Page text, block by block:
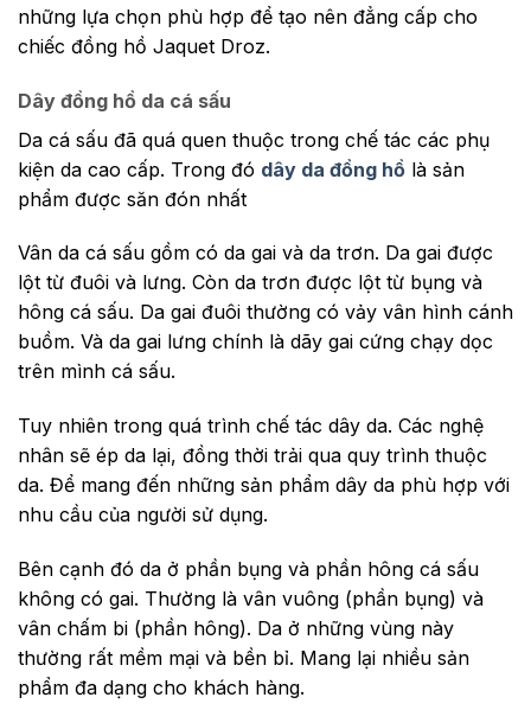
những lựa chọn phù hợp để tạo nên đẳng cấp cho
chiếc đồng hồ Jaquet Droz.
Dây đồng hồ da cá sấu
Da cá sấu đã quá quen thuộc trong chế tác các phụ
kiện da cao cấp. Trong đó dây da đồng hồ là sản
phẩm được săn đón nhất
Vân da cá sấu gồm có da gai và da trơn. Da gai được
lột từ đuôi và lưng. Còn da trơn được lột từ bụng và
hông cá sấu. Da gai đuôi thường có vảy vân hình cánh
buồm. Và da gai lưng chính là dãy gai cứng chạy dọc
trên mình cá sấu.
Tuy nhiên trong quá trình chế tác dây da. Các nghệ
nhân sẽ ép da lại, đồng thời trải qua quy trình thuộc
da. Để mang đến những sản phẩm dây da phù hợp với
nhu cầu của người sử dụng.
Bên cạnh đó da ở phần bụng và phần hông cá sấu
không có gai. Thường là vân vuông (phần bụng) và
vân chấm bi (phần hông). Da ở những vùng này
thường rất mềm mại và bền bỉ. Mang lại nhiều sản
phẩm đa dạng cho khách hàng.